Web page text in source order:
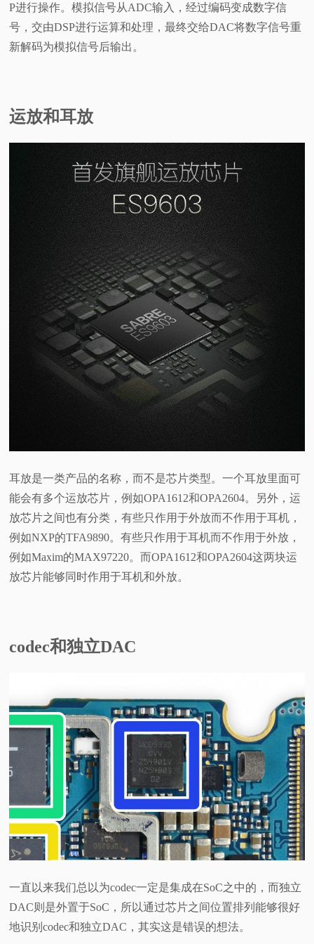
P进行操作。模拟信号从ADC输入，经过编码变成数字信
号，交由DSP进行运算和处理，最终交给DAC将数字信号重
新解码为模拟信号后输出。
运放和耳放
耳放是一类产品的名称，而不是芯片类型。一个耳放里面可
能会有多个运放芯片，例如OPA1612和OPA2604。另外，运
放芯片之间也有分类，有些只作用于外放而不作用于耳机，
例如NXP的TFA9890。有些只作用于耳机而不作用于外放，
例如Maxim的MAX97220。而OPA1612和OPA2604这两块运
放芯片能够同时作用于耳机和外放。
codec和独立DAC
一直以来我们总以为codec一定是集成在SoC之中的，而独立
DAC则是外置于SoC，所以通过芯片之间位置排列能够很好
地识别codec和独立DAC，其实这是错误的想法。